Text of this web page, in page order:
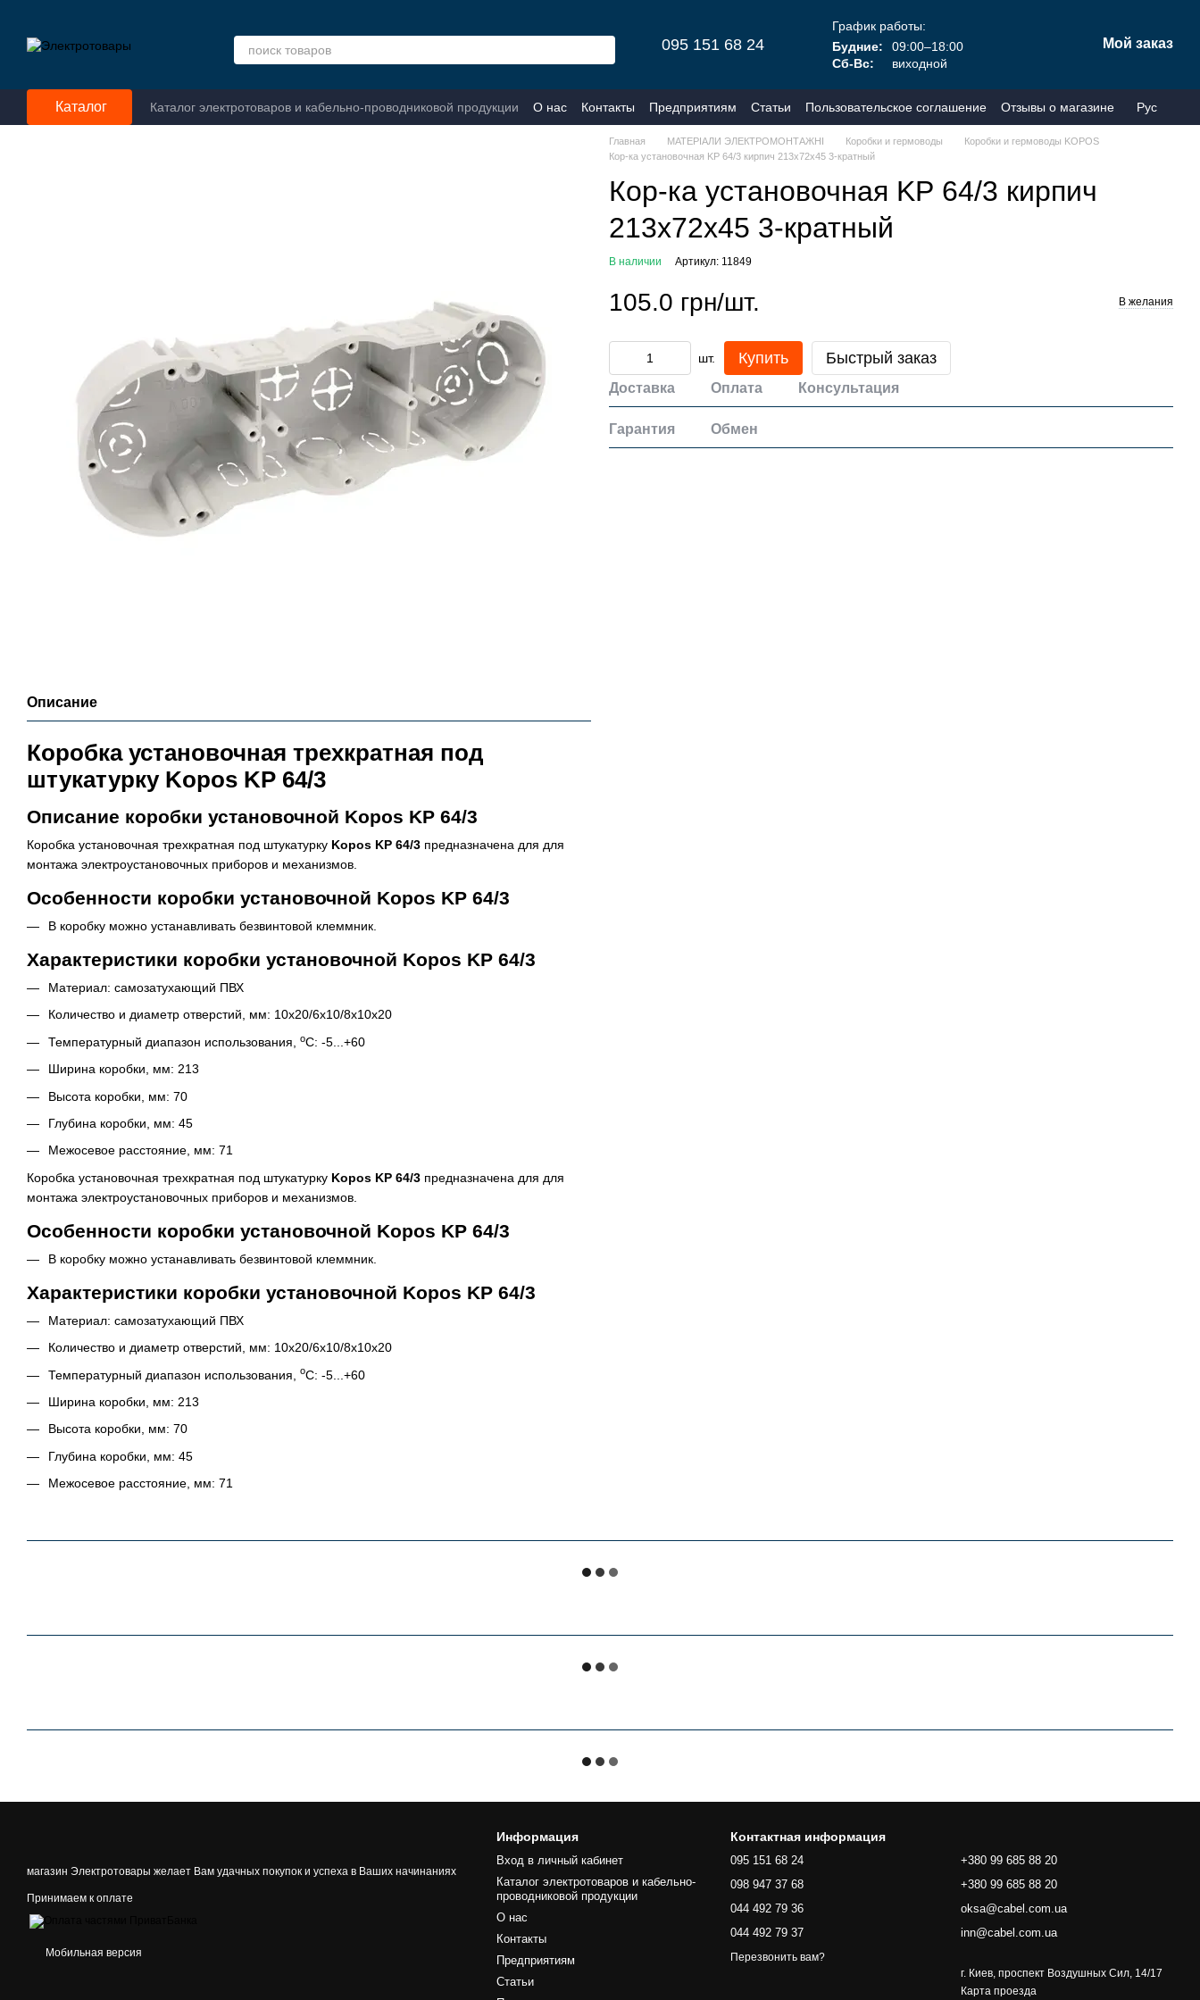
095 151 68 24
График работы:
Будние:
09:00–18:00
Сб-Вс:
виходной
Мой заказ
Каталог Каталог электротоваров и кабельно-проводниковой продукции О нас Контакты Предприятиям Статьи Пользовательское соглашение Отзывы о магазине Рус
Описание
Коробка установочная трехкратная под
штукатурку Kopos KP 64/3
Описание коробки установочной Kopos KP 64/3
Коробка установочная трехкратная под штукатурку Kopos KP 64/3 предназначена для для
монтажа электроустановочных приборов и механизмов.
Особенности коробки установочной Kopos KP 64/3
В коробку можно устанавливать безвинтовой клеммник.
Характеристики коробки установочной Kopos KP 64/3
Материал: самозатухающий ПВХ
Количество и диаметр отверстий, мм: 10х20/6x10/8х10x20
Температурный диапазон использования,
oC: -5...+60
Ширина коробки, мм: 213
Высота коробки, мм: 70
Глубина коробки, мм: 45
Межосевое расстояние, мм: 71
Коробка установочная трехкратная под штукатурку Kopos KP 64/3 предназначена для для
монтажа электроустановочных приборов и механизмов.
Особенности коробки установочной Kopos KP 64/3
В коробку можно устанавливать безвинтовой клеммник.
Характеристики коробки установочной Kopos KP 64/3
Материал: самозатухающий ПВХ
Количество и диаметр отверстий, мм: 10х20/6x10/8х10x20
Температурный диапазон использования,
oC: -5...+60
Ширина коробки, мм: 213
Высота коробки, мм: 70
Глубина коробки, мм: 45
Межосевое расстояние, мм: 71
Главная МАТЕРІАЛИ ЭЛЕКТРОМОНТАЖНІ Коробки и гермоводы
Коробки и гермоводы KOPOS
Кор-ка установочная KР 64/3 кирпич 213х72х45 3-кратный
Кор-ка установочная KР 64/3 кирпич
213х72х45 3-кратный
В наличии Артикул: 11849
105.0 грн/шт. В желания
шт. Купить Быстрый заказ
Доставка Оплата Консультация
Гарантия Обмен
магазин Электротовары желает Вам удачных покупок и успеха в Ваших начинаниях
Принимаем к оплате
Мобильная версия
Информация
Вход в личный кабинет
Каталог электротоваров и кабельно-
проводниковой продукции
О нас
Контакты
Предприятиям
Статьи
Контактная информация
095 151 68 24
098 947 37 68
044 492 79 36
044 492 79 37
Перезвонить вам?
+380 99 685 88 20
+380 99 685 88 20
oksa@cabel.com.ua
inn@cabel.com.ua
г. Киев, проспект Воздушных Сил, 14/17
Карта проезда